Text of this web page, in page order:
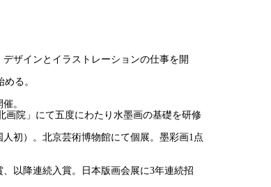
ザインとイラストレーションの仕事を開
る。
。
画院」にて五度にわたり水墨画の基礎を研修
初）。北京芸術博物館にて個展。墨彩画1点
以降連続入賞。日本版画会展に3年連続招